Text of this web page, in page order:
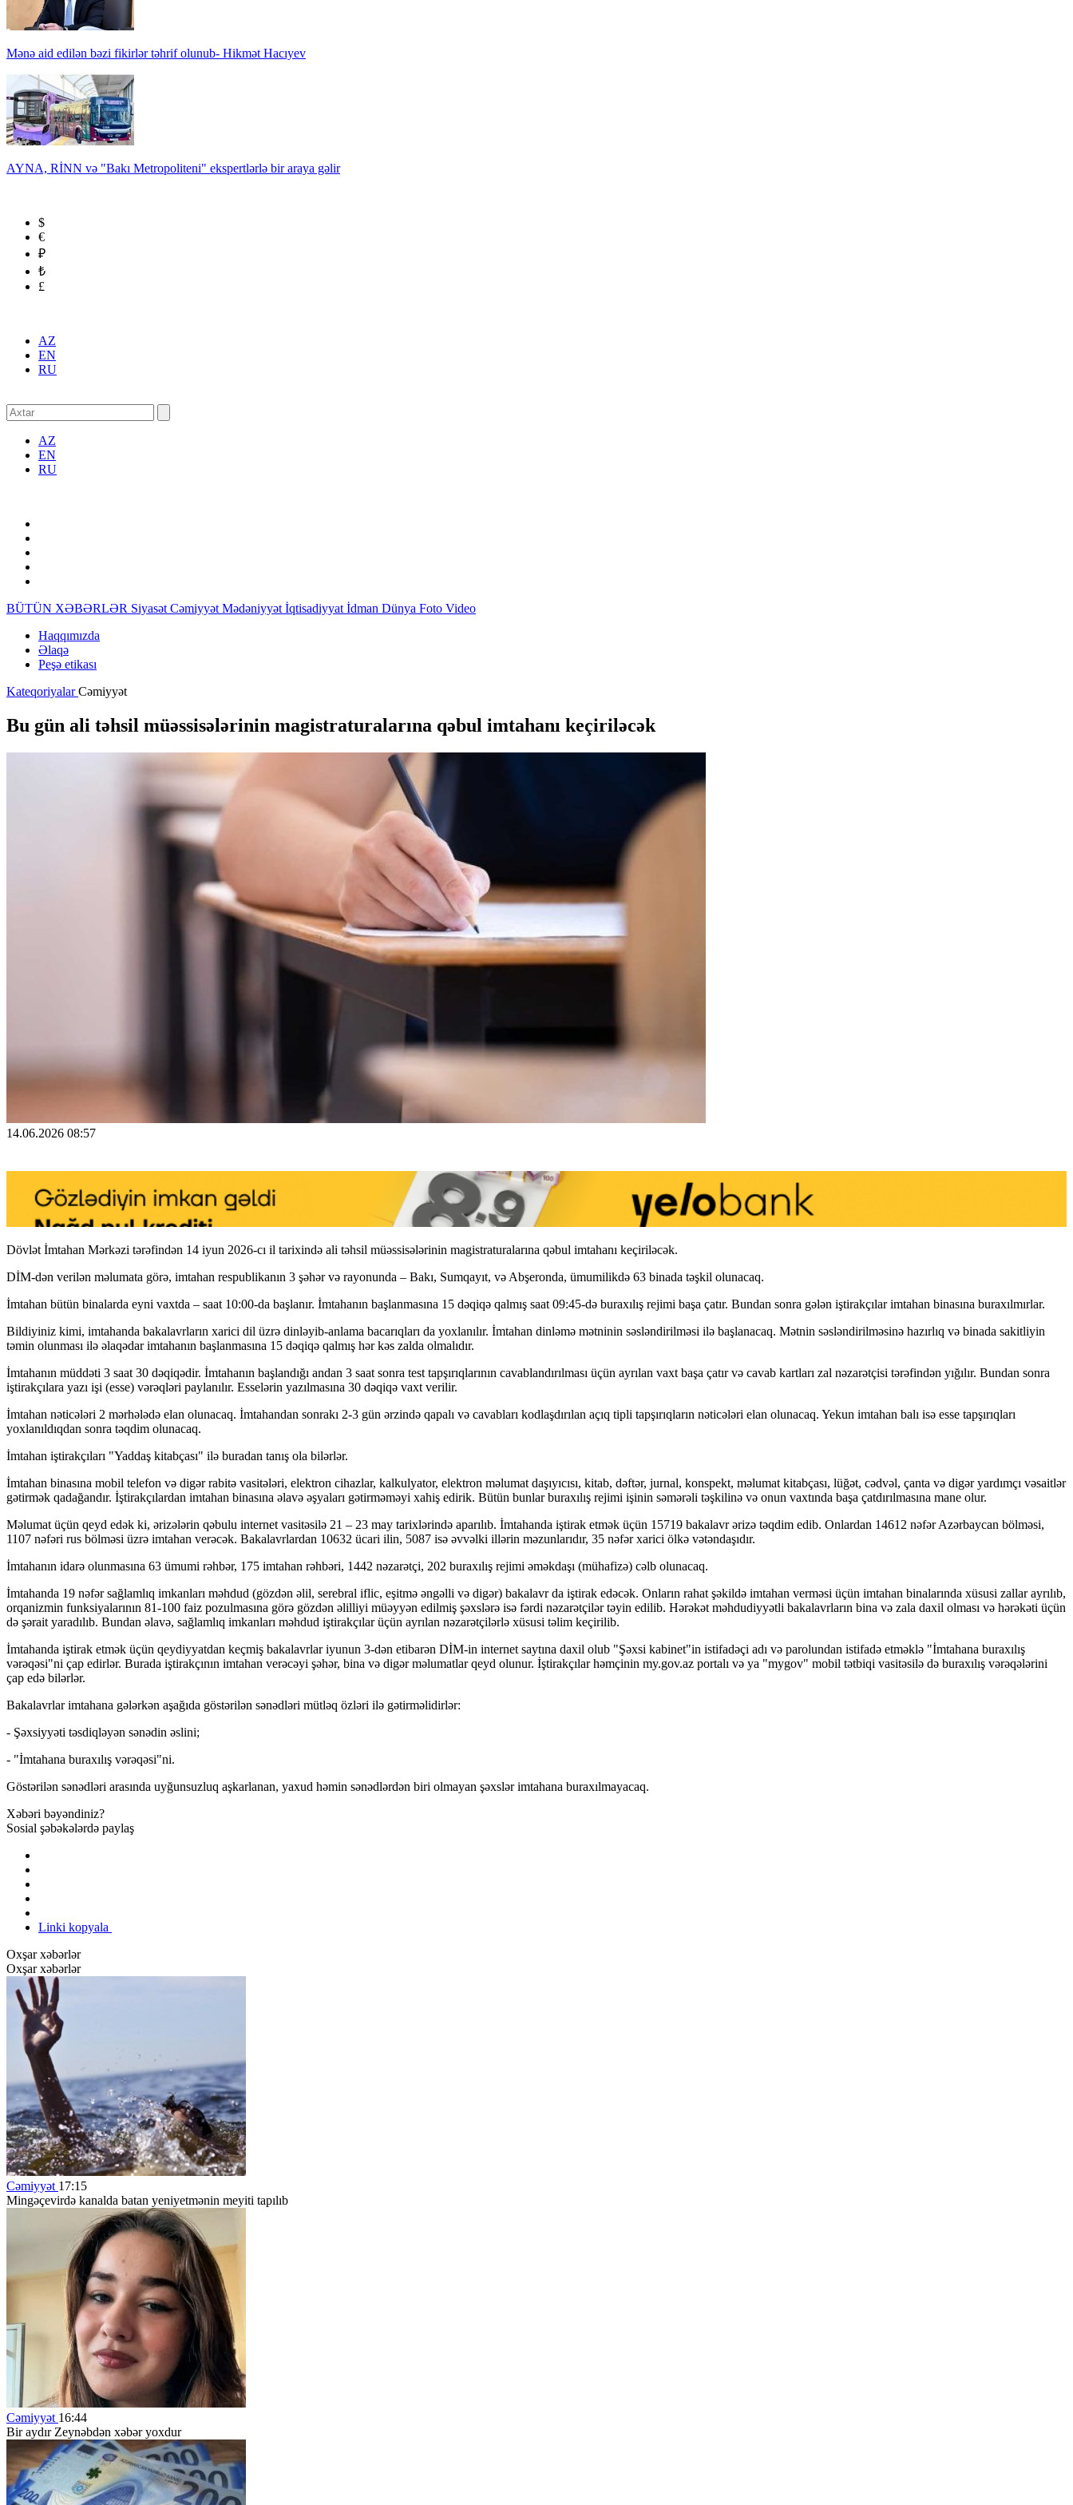
Mənə aid edilən bəzi fikirlər təhrif olunub- Hikmət Hacıyev
AYNA, RİNN və "Bakı Metropoliteni" ekspertlərlə bir araya gəlir
$
€
₽
₺
£
AZ
EN
RU
AZ
EN
RU
BÜTÜN XƏBƏRLƏR Siyasət Cəmiyyət Mədəniyyət İqtisadiyyat İdman Dünya Foto Video
Haqqımızda
Əlaqə
Peşə etikası
KateqoriyalarCəmiyyət
Bu gün ali təhsil müəssisələrinin magistraturalarına qəbul imtahanı keçiriləcək
14.06.2026 08:57
Dövlət İmtahan Mərkəzi tərəfindən 14 iyun 2026-cı il tarixində ali təhsil müəssisələrinin magistraturalarına qəbul imtahanı keçiriləcək.
DİM-dən verilən məlumata görə, imtahan respublikanın 3 şəhər və rayonunda – Bakı, Sumqayıt, və Abşeronda, ümumilikdə 63 binada təşkil olunacaq.
İmtahan bütün binalarda eyni vaxtda – saat 10:00-da başlanır. İmtahanın başlanmasına 15 dəqiqə qalmış saat 09:45-də buraxılış rejimi başa çatır. Bundan sonra gələn iştirakçılar imtahan binasına buraxılmırlar.
Bildiyiniz kimi, imtahanda bakalavrların xarici dil üzrə dinləyib-anlama bacarıqları da yoxlanılır. İmtahan dinləmə mətninin səsləndirilməsi ilə başlanacaq. Mətnin səsləndirilməsinə hazırlıq və binada sakitliyin
təmin olunması ilə əlaqədar imtahanın başlanmasına 15 dəqiqə qalmış hər kəs zalda olmalıdır.
İmtahanın müddəti 3 saat 30 dəqiqədir. İmtahanın başlandığı andan 3 saat sonra test tapşırıqlarının cavablandırılması üçün ayrılan vaxt başa çatır və cavab kartları zal nәzarәtçisi tәrәfindәn yığılır. Bundan sonra
iştirakçılara yazı işi (esse) vәrәqlәri paylanılır. Esselərin yazılmasına 30 dəqiqə vaxt verilir.
İmtahan nəticələri 2 mərhələdə elan olunacaq. İmtahandan sonrakı 2-3 gün ərzində qapalı və cavabları kodlaşdırılan açıq tipli tapşırıqların nəticələri elan olunacaq. Yekun imtahan balı isə esse tapşırıqları
yoxlanıldıqdan sonra təqdim olunacaq.
İmtahan iştirakçıları "Yaddaş kitabçası" ilə buradan tanış ola bilərlər.
İmtahan binasına mobil telefon və digər rabitə vasitələri, elektron cihazlar, kalkulyator, elektron məlumat daşıyıcısı, kitab, dəftər, jurnal, konspekt, məlumat kitabçası, lüğət, cədvəl, çanta və digər yardımçı vəsaitlər
gətirmək qadağandır. İştirakçılardan imtahan binasına əlavə əşyaları gətirməməyi xahiş edirik. Bütün bunlar buraxılış rejimi işinin səmərəli təşkilinə və onun vaxtında başa çatdırılmasına mane olur.
Məlumat üçün qeyd edək ki, ərizələrin qəbulu internet vasitəsilə 21 – 23 may tarixlərində aparılıb. İmtahanda iştirak etmək üçün 15719 bakalavr ərizə təqdim edib. Onlardan 14612 nəfər Azərbaycan bölməsi,
1107 nəfəri rus bölməsi üzrə imtahan verəcək. Bakalavrlardan 10632 ücari ilin, 5087 isə əvvəlki illərin məzunlarıdır, 35 nəfər xarici ölkə vətəndaşıdır.
İmtahanın idarə olunmasına 63 ümumi rəhbər, 175 imtahan rəhbəri, 1442 nəzarətçi, 202 buraxılış rejimi əməkdaşı (mühafizə) cəlb olunacaq.
İmtahanda 19 nəfər sağlamlıq imkanları məhdud (gözdən əlil, serebral iflic, eşitmə əngəlli və digər) bakalavr da iştirak edəcək. Onların rahat şəkildə imtahan verməsi üçün imtahan binalarında xüsusi zallar ayrılıb,
orqanizmin funksiyalarının 81-100 faiz pozulmasına görə gözdən əlilliyi müəyyən edilmiş şəxslərə isə fərdi nəzarətçilər təyin edilib. Hərəkət məhdudiyyətli bakalavrların bina və zala daxil olması və hərəkəti üçün
də şərait yaradılıb. Bundan əlavə, sağlamlıq imkanları məhdud iştirakçılar üçün ayrılan nəzarətçilərlə xüsusi təlim keçirilib.
İmtahanda iştirak etmək üçün qeydiyyatdan keçmiş bakalavrlar iyunun 3‑dən etibarən DİM-in internet saytına daxil olub "Şəxsi kabinet"in istifadəçi adı və parolundan istifadə etməklə "İmtahana buraxılış
vərəqəsi"ni çap edirlər. Burada iştirakçının imtahan verəcəyi şəhər, bina və digər məlumatlar qeyd olunur. İştirakçılar həmçinin my.gov.az portalı və ya "mygov" mobil tətbiqi vasitəsilə də buraxılış vərəqələrini
çap edə bilərlər.
Bakalavrlar imtahana gələrkən aşağıda göstərilən sənədləri mütləq özləri ilə gətirməlidirlər:
- Şəxsiyyəti təsdiqləyən sənədin əslini;
- "İmtahana buraxılış vərəqəsi"ni.
Göstərilən sənədləri arasında uyğunsuzluq aşkarlanan, yaxud həmin sənədlərdən biri olmayan şəxslər imtahana buraxılmayacaq.
Xəbəri bəyəndiniz?
Sosial şəbəkələrdə paylaş
Linki kopyala
Oxşar xəbərlər
Oxşar xəbərlər
Cəmiyyət 17:15
Mingəçevirdə kanalda batan yeniyetmənin meyiti tapılıb
Cəmiyyət 16:44
Bir aydır Zeynəbdən xəbər yoxdur